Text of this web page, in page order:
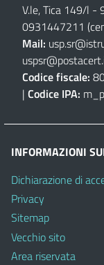
V.le, Tica 149/l -
0931447211
Mail:
Codice fiscale:
| Codice IPA:
INFORMAZIONI
Dichiarazione di
Privacy
Sitemap
Vecchio sito
Area riservata